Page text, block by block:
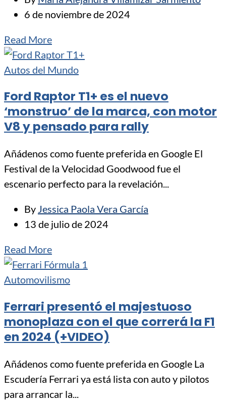
6 de noviembre de 2024
Read More
Autos del Mundo
Ford Raptor T1+ es el nuevo
‘monstruo’ de la marca, con motor
V8 y pensado para rally
Añádenos como fuente preferida en Google El
Festival de la Velocidad Goodwood fue el
escenario perfecto para la revelación...
By Jessica Paola Vera García
13 de julio de 2024
Read More
Automovilismo
Ferrari presentó el majestuoso
monoplaza con el que correrá la F1
en 2024 (+VIDEO)
Añádenos como fuente preferida en Google La
Escudería Ferrari ya está lista con auto y pilotos
para arrancar la...